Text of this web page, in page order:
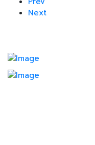
Next